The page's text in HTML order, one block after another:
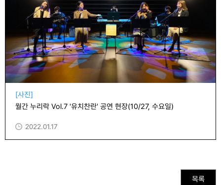
[사진]
월간 누리락 Vol.7 '유치찬란' 공연 현장(10/27, 수요일)
2022.01.17
목록